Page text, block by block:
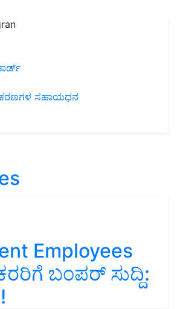
ಸಹಾಯಧನ
Employees
ಬಂಪರ್‌ ಸುದ್ದಿ: